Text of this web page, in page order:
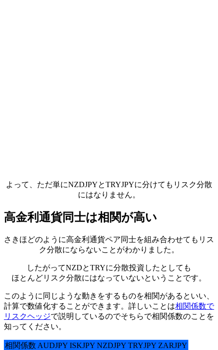
よって、ただ単にNZDJPYとTRYJPYに分けてもリスク分散
にはなりません。
高金利通貨同士は相関が高い
さきほどのように高金利通貨ペア同士を組み合わせてもリス
ク分散にならないことがわかりました。
したがってNZDとTRYに分散投資したとしても
ほとんどリスク分散にはなっていないということです。
このように同じような動きをするものを相関があるといい、
計算で数値化することができます。詳しいことは相関係数で
リスクヘッジで説明しているのでそちらで相関係数のことを
知ってください。
相関係数 AUDJPY ISKJPY NZDJPY TRYJPY ZARJPY